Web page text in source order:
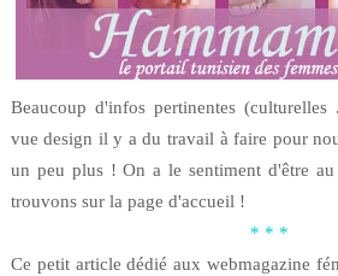
Beaucoup d'infos pertinentes
vue design il y a du travail à faire pour
un peu plus ! On a le sentiment d'être
trouvons sur la page d'accueil !
* * *
Ce petit article dédié aux webmagazine